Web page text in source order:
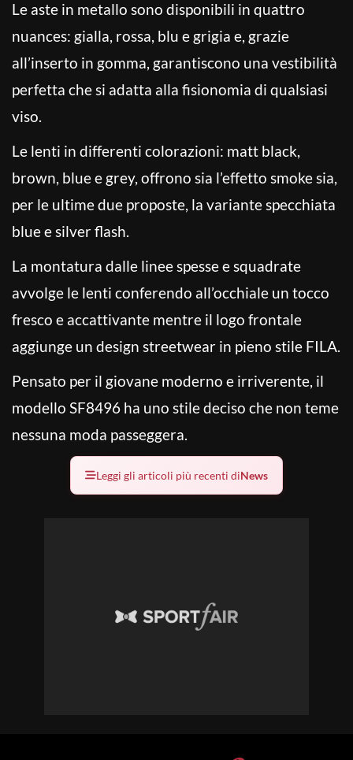
Le aste in metallo sono disponibili in quattro
nuances: gialla, rossa, blu e grigia e, grazie
all’inserto in gomma, garantiscono una vestibilità
perfetta che si adatta alla fisionomia di qualsiasi
viso.
Le lenti in differenti colorazioni: matt black,
brown, blue e grey, offrono sia l’effetto smoke sia,
per le ultime due proposte, la variante specchiata
blue e silver flash.
La montatura dalle linee spesse e squadrate
avvolge le lenti conferendo all’occhiale un tocco
fresco e accattivante mentre il logo frontale
aggiunge un design streetwear in pieno stile FILA.
Pensato per il giovane moderno e irriverente, il
modello SF8496 ha uno stile deciso che non teme
nessuna moda passeggera.
Leggi gli articoli più recenti diNews